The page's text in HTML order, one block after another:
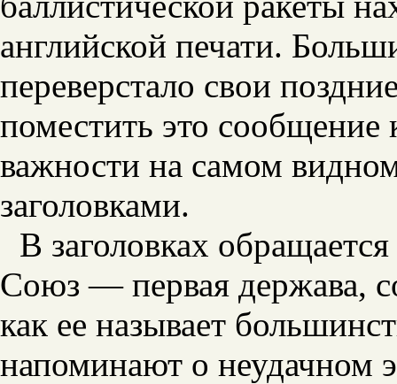
английской печати.
переверстало свои
поместить это
важности на самом
заголовками.
В заголовках
Союз — первая держава,
как ее называет
напоминают о неудачном